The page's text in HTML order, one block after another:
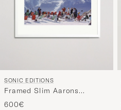
SONIC EDITIONS
Framed Slim Aarons
Lounging in Verbier
600€